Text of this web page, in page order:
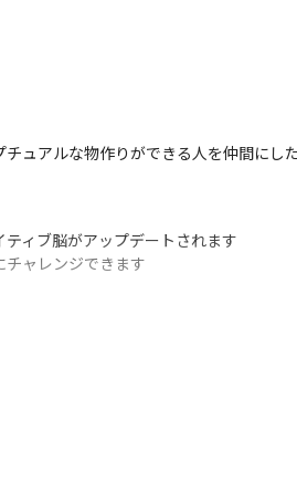
ュアルな物作りができる人を仲間にし
ィブ脳がアップデートされます
チャレンジできます